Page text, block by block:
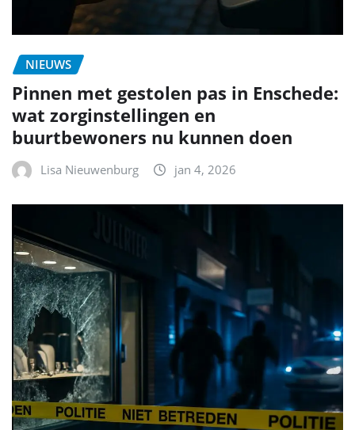
NIEUWS
Pinnen met gestolen pas in Enschede:
wat zorginstellingen en
buurtbewoners nu kunnen doen
Lisa Nieuwenburg jan 4, 2026